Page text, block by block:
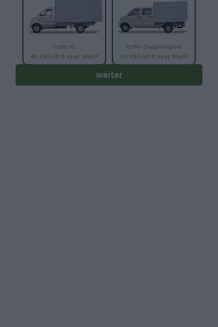
Koffer XL
41.695,00 € zzgl. MwSt.
Koffer Doppelkabine
40.995,00 € zzgl. MwSt.
weiter